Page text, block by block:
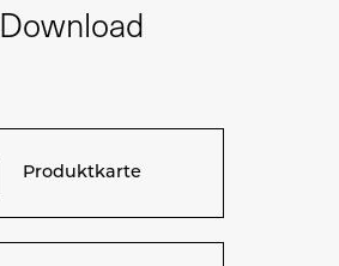
Download
Produktkarte